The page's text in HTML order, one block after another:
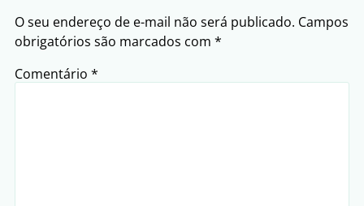
O seu endereço de e-mail não será publicado. Campos
obrigatórios são marcados com *
Comentário *